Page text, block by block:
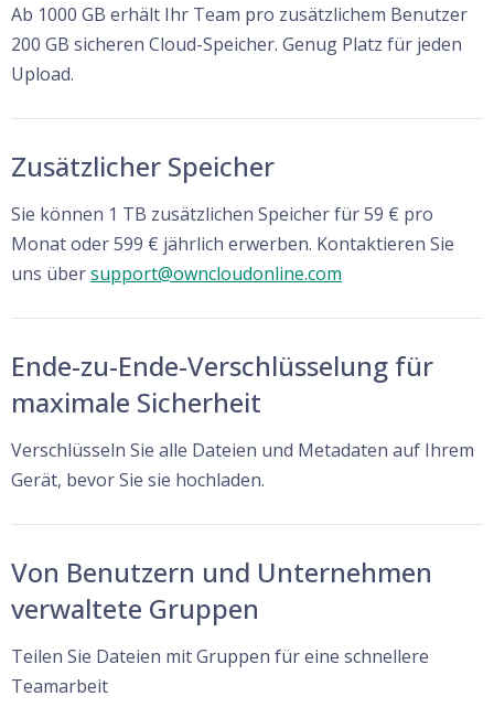
Ab 1000 GB erhält Ihr Team pro zusätzlichem Benutzer
200 GB sicheren Cloud-Speicher. Genug Platz für jeden
Upload.
Zusätzlicher Speicher
Sie können 1 TB zusätzlichen Speicher für 59 € pro
Monat oder 599 € jährlich erwerben. Kontaktieren Sie
uns übersupport@owncloudonline.com
Ende-zu-Ende-Verschlüsselung für
maximale Sicherheit
Verschlüsseln Sie alle Dateien und Metadaten auf Ihrem
Gerät, bevor Sie sie hochladen.
Von Benutzern und Unternehmen
verwaltete Gruppen
Teilen Sie Dateien mit Gruppen für eine schnellere
Teamarbeit